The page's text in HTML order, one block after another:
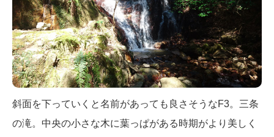
斜面を下っていくと名前があっても良さそうなF3。三条
の滝。中央の小さな木に葉っぱがある時期がより美しく